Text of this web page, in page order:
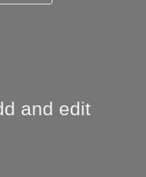
and edit